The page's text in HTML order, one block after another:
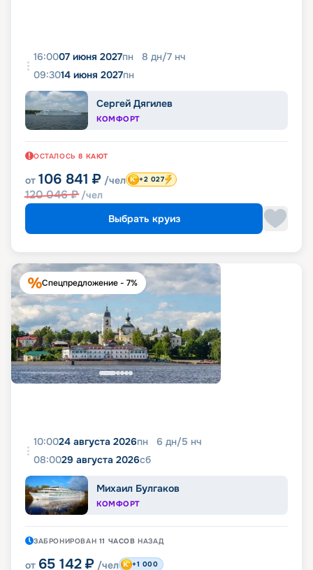
16:0007 июня 2027пн 8 дн/7 нч
09:3014 июня 2027пн
Сергей Дягилев
КОМФОРТ
ОСТАЛОСЬ 8 КАЮТ
от 106 841 ₽ /чел
120 046₽ /чел
+2 027
Выбрать круиз
Спецпредложение - 7%
10:0024 августа 2026пн 6 дн/5 нч
08:0029 августа 2026сб
Михаил Булгаков
КОМФОРТ
ЗАБРОНИРОВАН 11 ЧАСОВ НАЗАД
от 65 142 ₽ /чел +1 000